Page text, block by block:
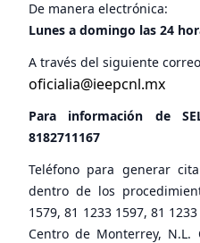
De manera electrónica:
Lunes a domingo las 24
A través del siguiente
oficialia@ieepcnl.mx
Para información de
8182711167
Teléfono para generar
dentro de los
1579, 81 1233 1597, 81
Centro de Monterrey, N.L.